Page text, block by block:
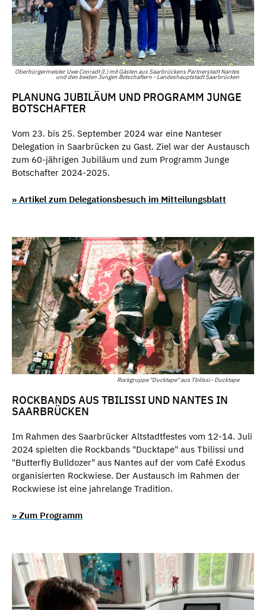
Oberbürgermeister Uwe Conradt (l.) mit Gästen aus Saarbrückens Partnerstadt Nantes
und den beiden Jungen Botschaftern - Landeshauptstadt Saarbrücken
PLANUNG JUBILÄUM UND PROGRAMM JUNGE
BOTSCHAFTER
Vom 23. bis 25. September 2024 war eine Nanteser
Delegation in Saarbrücken zu Gast. Ziel war der Austausch
zum 60-jährigen Jubiläum und zum Programm Junge
Botschafter 2024-2025.
» Artikel zum Delegationsbesuch im Mitteilungsblatt
Rockgruppe "Ducktape" aus Tbilissi - Ducktape
ROCKBANDS AUS TBILISSI UND NANTES IN
SAARBRÜCKEN
Im Rahmen des Saarbrücker Altstadtfestes vom 12-14. Juli
2024 spielten die Rockbands "Ducktape" aus Tbilissi und
"Butterfly Bulldozer" aus Nantes auf der vom Café Exodus
organisierten Rockwiese. Der Austausch im Rahmen der
Rockwiese ist eine jahrelange Tradition.
» Zum Programm